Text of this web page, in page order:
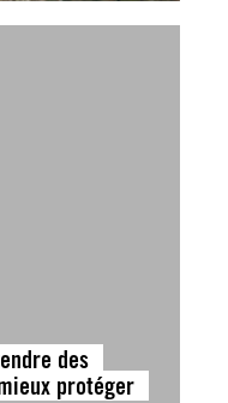
des
protéger